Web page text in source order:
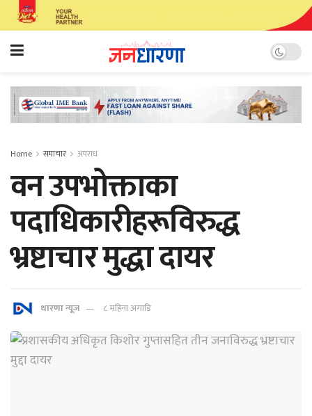
Home समाचार अपराध
वन उपभोक्ताका
पदाधिकारीहरूविरुद्ध
भ्रष्टाचार मुद्धा दायर
धारणा न्यूज ८ महिना अगाडि